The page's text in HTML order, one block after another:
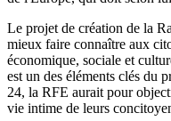
Le projet de création de la
mieux faire connaître aux
économique, sociale et
est un des éléments clés du
24, la RFE aurait pour
vie intime de leurs